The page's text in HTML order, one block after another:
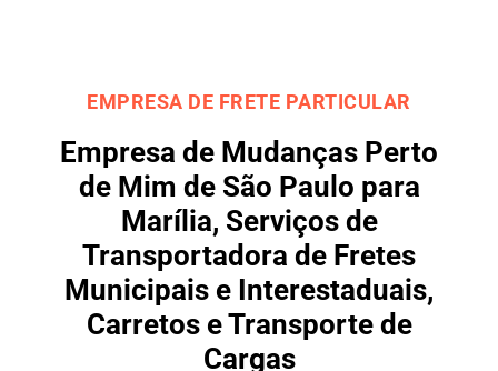
EMPRESA DE FRETE PARTICULAR
Empresa de Mudanças Perto
de Mim de São Paulo para
Marília, Serviços de
Transportadora de Fretes
Municipais e Interestaduais,
Carretos e Transporte de
Cargas